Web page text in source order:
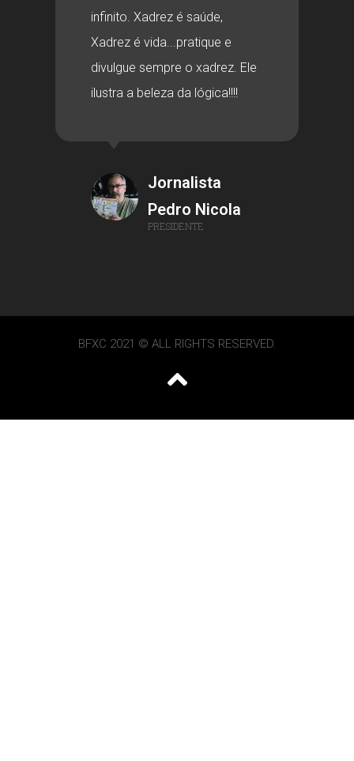
infinito. Xadrez é saúde,
Xadrez é vida...pratique e
divulgue sempre o xadrez. Ele
ilustra a beleza da lógica!!!!
Jornalista
Pedro Nicola
PRESIDENTE
BFXC 2021 © ALL RIGHTS RESERVED.